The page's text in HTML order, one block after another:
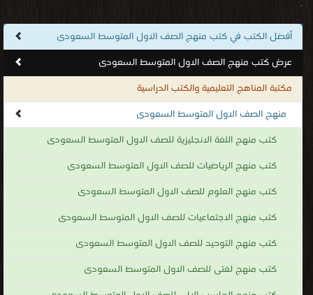
.
أفضل الكتب في كتب منهج الصف الاول المتوسط السعودى
عرض كتب منهج الصف الاول المتوسط السعودى
مكتبة المناهج التعليمية والكتب الدراسية
منهج الصف الاول المتوسط السعودى
كتب منهج اللغة الانجليزية للصف الاول المتوسط السعودى
كتب منهج الرياضيات للصف الاول المتوسط السعودى
كتب منهج العلوم للصف الاول المتوسط السعودى
كتب منهج الاجتماعيات للصف الاول المتوسط السعودى
كتب منهج التوحيد للصف الاول المتوسط السعودى
كتب منهج لغتى للصف الاول المتوسط السعودى